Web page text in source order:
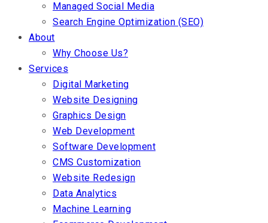
Managed Social Media
Search Engine Optimization (SEO)
About
Why Choose Us?
Services
Digital Marketing
Website Designing
Graphics Design
Web Development
Software Development
CMS Customization
Website Redesign
Data Analytics
Machine Learning